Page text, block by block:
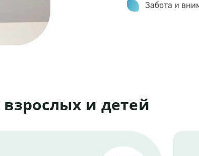
Забота и
и детей